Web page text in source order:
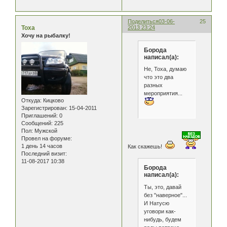
Поделиться 25
03-06-
2013 23:24
Тоха
Хочу на рыбалку!
Откуда: Кицково
Зарегистрирован: 15-04-2011
Приглашений: 0
Сообщений: 225
Пол: Мужской
Провел на форуме:
1 день 14 часов
Последний визит:
11-08-2017 10:38
Борода
написал(а):
Не, Тоха, думаю
что это два
разных
мероприятия...
Как скажешь!
Борода
написал(а):
Ты, это, давай
без "наверное"...
И Натусю
уговори как-
нибудь, будем